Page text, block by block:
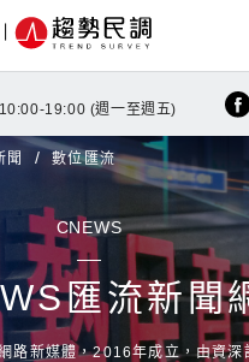
10:00-19:00 (週一至週五)
聞 數位匯流
CNEWS
匯流新聞
路新媒體，2016年成立，由資深